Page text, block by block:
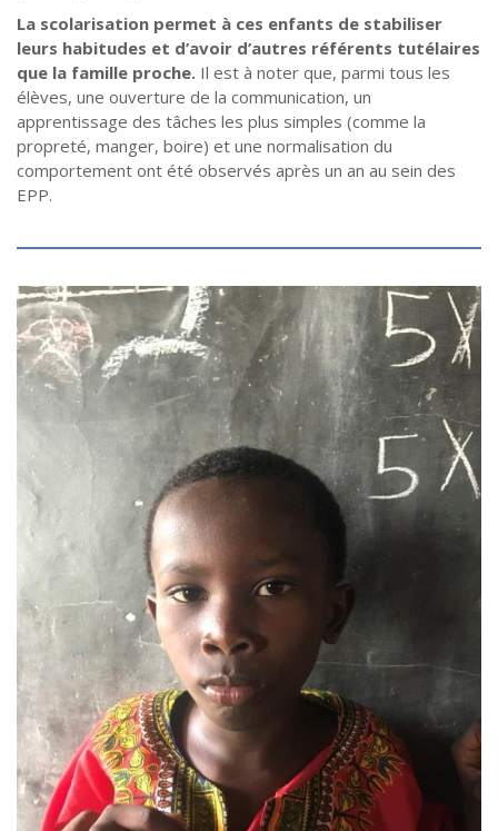
La scolarisation permet à ces enfants de stabiliser
leurs habitudes et d’avoir d’autres référents tutélaires
que la famille proche. Il est à noter que, parmi tous les
élèves, une ouverture de la communication, un
apprentissage des tâches les plus simples (comme la
propreté, manger, boire) et une normalisation du
comportement ont été observés après un an au sein des
EPP.